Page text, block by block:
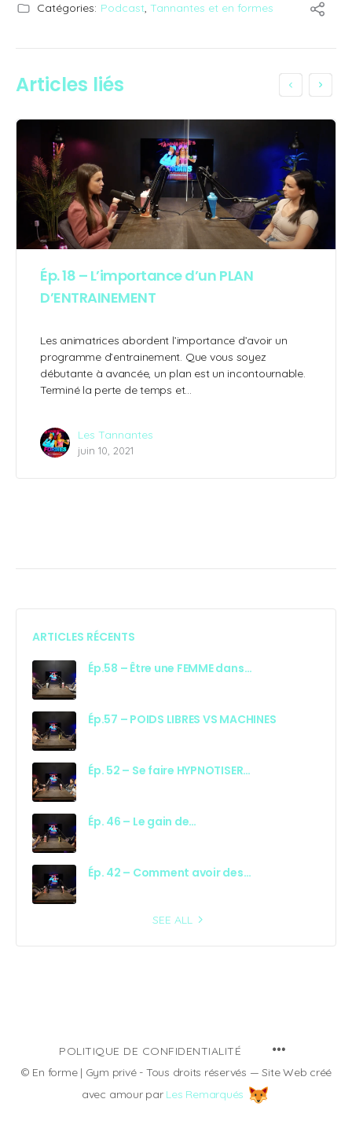
Catégories: Podcast, Tannantes et en formes
Articles liés
Ép. 18 – L’importance d’un PLAN
D’ENTRAINEMENT
Les animatrices abordent l’importance d’avoir un
programme d’entrainement. Que vous soyez
débutante à avancée, un plan est un incontournable.
Terminé la perte de temps et…
Les Tannantes
juin 10, 2021
ARTICLES RÉCENTS
Ép.58 – Être une FEMME dans…
Ép.57 – POIDS LIBRES VS MACHINES
Ép. 52 – Se faire HYPNOTISER…
Ép. 46 – Le gain de…
Ép. 42 – Comment avoir des…
SEE ALL
POLITIQUE DE CONFIDENTIALITÉ
© En forme | Gym privé - Tous droits réservés — Site Web créé
avec amour par Les Remarqués